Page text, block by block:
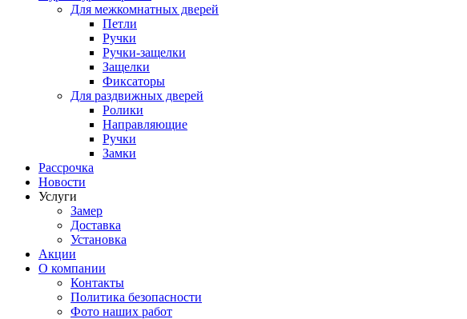
Для межкомнатных дверей
Петли
Ручки
Ручки-защелки
Защелки
Фиксаторы
Для раздвижных дверей
Ролики
Направляющие
Ручки
Замки
Рассрочка
Новости
Услуги
Замер
Доставка
Установка
Акции
О компании
Контакты
Политика безопасности
Фото наших работ